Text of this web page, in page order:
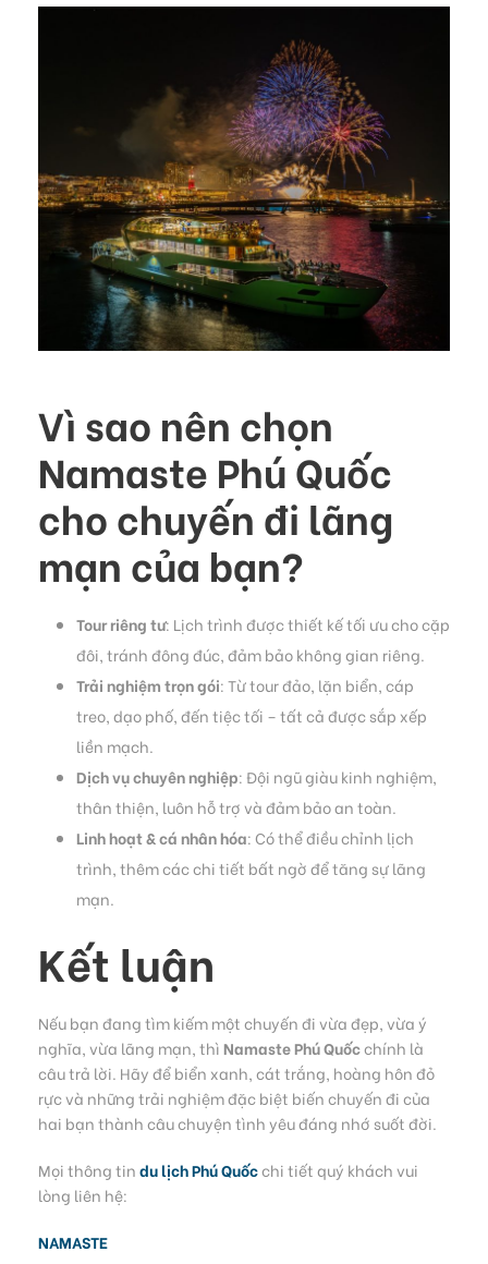
Vì sao nên chọn
Namaste Phú Quốc
cho chuyến đi lãng
mạn của bạn?
Tour riêng tư: Lịch trình được thiết kế tối ưu cho cặp
đôi, tránh đông đúc, đảm bảo không gian riêng.
Trải nghiệm trọn gói: Từ tour đảo, lặn biển, cáp
treo, dạo phố, đến tiệc tối – tất cả được sắp xếp
liền mạch.
Dịch vụ chuyên nghiệp: Đội ngũ giàu kinh nghiệm,
thân thiện, luôn hỗ trợ và đảm bảo an toàn.
Linh hoạt & cá nhân hóa: Có thể điều chỉnh lịch
trình, thêm các chi tiết bất ngờ để tăng sự lãng
mạn.
Kết luận
Nếu bạn đang tìm kiếm một chuyến đi vừa đẹp, vừa ý
nghĩa, vừa lãng mạn, thìNamaste Phú Quốcchính là
câu trả lời. Hãy để biển xanh, cát trắng, hoàng hôn đỏ
rực và những trải nghiệm đặc biệt biến chuyến đi của
hai bạn thành câu chuyện tình yêu đáng nhớ suốt đời.
Mọi thông tindu lịch Phú Quốcchi tiết quý khách vui
lòng liên hệ:
NAMASTE